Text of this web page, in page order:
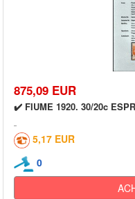
875,09 EUR
✔️ FIUME 1920. 30/20c
5,17 EUR
0